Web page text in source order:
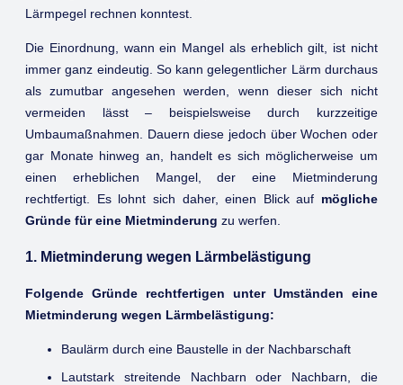
Lärmpegel rechnen konntest.
Die Einordnung, wann ein Mangel als erheblich gilt, ist nicht
immer ganz eindeutig. So kann gelegentlicher Lärm durchaus
als zumutbar angesehen werden, wenn dieser sich nicht
vermeiden lässt – beispielsweise durch kurzzeitige
Umbaumaßnahmen. Dauern diese jedoch über Wochen oder
gar Monate hinweg an, handelt es sich möglicherweise um
einen erheblichen Mangel, der eine Mietminderung
rechtfertigt. Es lohnt sich daher, einen Blick auf mögliche
Gründe für eine Mietminderung zu werfen.
1. Mietminderung wegen Lärmbelästigung
Folgende Gründe rechtfertigen unter Umständen eine
Mietminderung wegen Lärmbelästigung:
Baulärm durch eine Baustelle in der Nachbarschaft
Lautstark streitende Nachbarn oder Nachbarn, die